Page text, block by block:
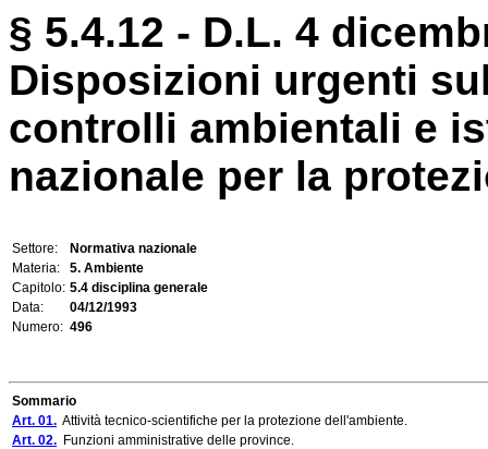
§ 5.4.12 - D.L. 4
Disposizioni urgenti
controlli ambientali e
nazionale per la
Settore:
Normativa nazionale
Materia:
5. Ambiente
Capitolo: 5.4 disciplina generale
Data:
04/12/1993
Numero: 496
Sommario
Art. 01. Attività tecnico-scientifiche per la protezione dell'ambiente.
Art. 02. Funzioni amministrative delle province.